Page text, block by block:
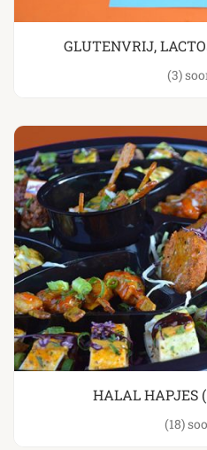
GLUTENVRIJ,
(3)
HALAL HAPJES
(18)